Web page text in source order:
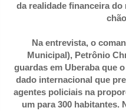
da realidade financeira
Na entrevista, o
Municipal), Petrônio
guardas em Uberaba que
dado internacional que
agentes policiais na
um para 300 habitantes.